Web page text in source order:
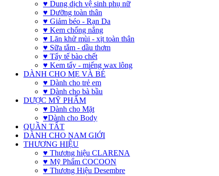
♥ Dung dịch vệ sinh phụ nữ
♥ Dưỡng toàn thân
♥ Giảm béo - Rạn Da
♥ Kem chống nắng
♥ Lăn khử mùi - xịt toàn thân
♥ Sữa tắm - dầu thơm
♥ Tẩy tế bào chết
♥ Kem tẩy - miếng wax lông
DÀNH CHO MẸ VÀ BÉ
♥ Dành cho trẻ em
♥ Dành cho bà bầu
DƯỢC MỸ PHẨM
♥ Dành cho Mặt
♥Dành cho Body
QUẦN TẤT
DÀNH CHO NAM GIỚI
THƯƠNG HIỆU
♥ Thương hiệu CLARENA
♥ Mỹ Phẩm COCOON
♥ Thương Hiệu Desembre